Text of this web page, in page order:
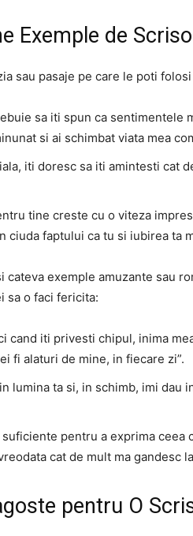
Exemple de
sau pasaje pe care le poti
sa iti spun ca
si ai schimbat viata mea
iti doresc sa iti amintesti cat
tine creste cu o viteza
ciuda faptului ca tu si iubirea ta
cateva exemple amuzante sau
sa o faci fericita:
cand iti privesti chipul, inima
fi alaturi de mine, in fiecare zi”.
lumina ta si, in schimb, imi dau
pentru a exprima
cat de mult ma gandesc
pentru O